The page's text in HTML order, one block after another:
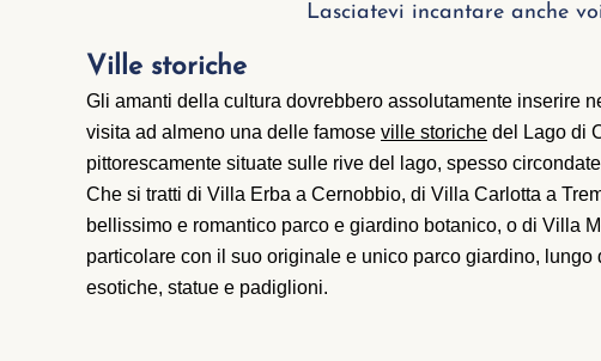
Lasciatevi incantare anche
Ville storiche
Gli amanti della cultura dovrebbero assolutamente inserire
visita ad almeno una delle famose ville storiche del Lago di
pittorescamente situate sulle rive del lago, spesso
Che si tratti di Villa Erba a Cernobbio, di Villa Carlotta a
bellissimo e romantico parco e giardino botanico, o di Villa
particolare con il suo originale e unico parco giardino, lungo
esotiche, statue e padiglioni.